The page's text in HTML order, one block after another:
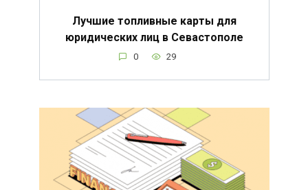
Лучшие топливные карты для
юридических лиц в Севастополе
0 29